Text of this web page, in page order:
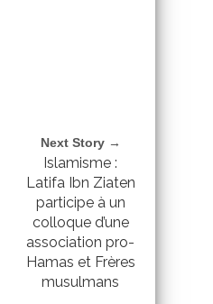
Next Story →
Islamisme :
Latifa Ibn Ziaten
participe à un
colloque d’une
association pro-
Hamas et Frères
musulmans